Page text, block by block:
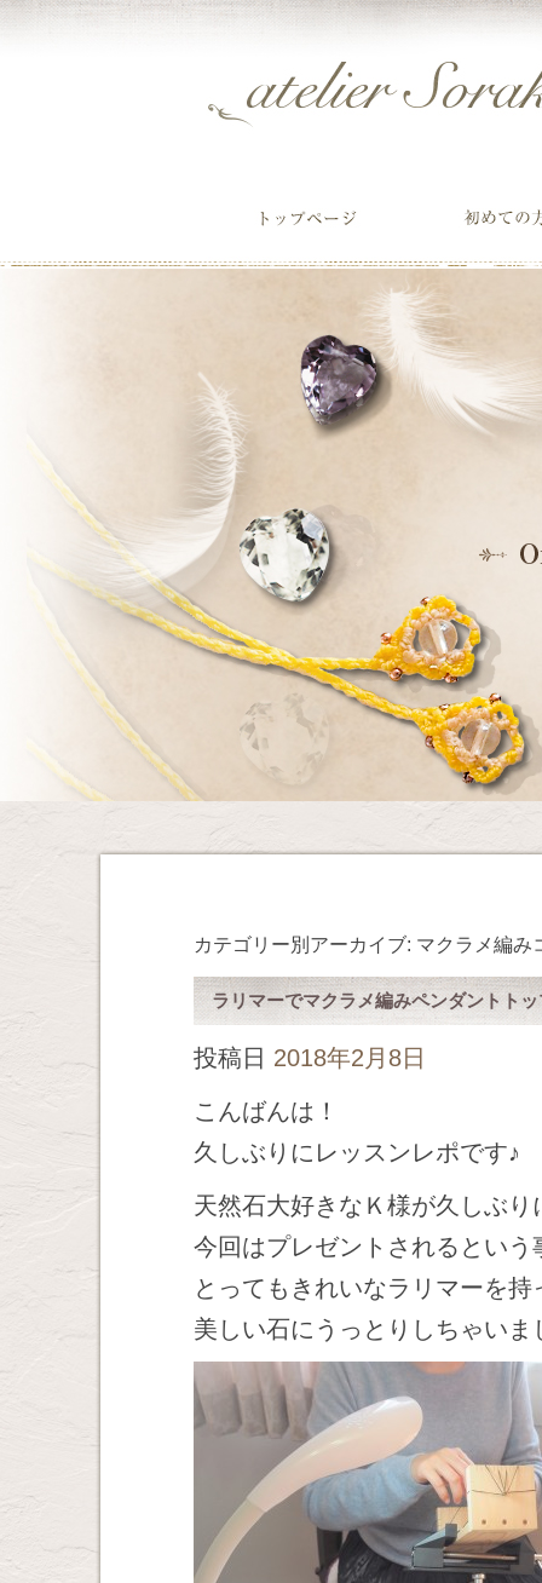
カテゴリー別アーカイブ: マクラメ編み
ラリマーでマクラメ編みペンダントト
投稿日 2018年2月8日
こんばんは！
久しぶりにレッスンレポです♪
天然石大好きなＫ様が久しぶ
今回はプレゼントされるという
とってもきれいなラリマーを
美しい石にうっとりしちゃいま